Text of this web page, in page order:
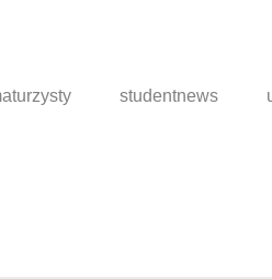
studentnews